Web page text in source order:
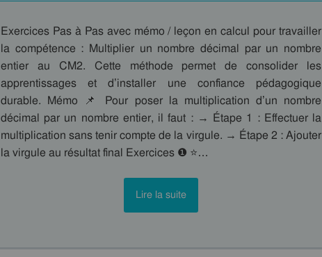
Exercices Pas à Pas avec mémo / leçon en calcul pour travailler
la compétence : Multiplier un nombre décimal par un nombre
entier au CM2. Cette méthode permet de consolider les
apprentissages et d’installer une confiance pédagogique
durable. Mémo 📌 Pour poser la multiplication d’un nombre
décimal par un nombre entier, il faut : → Étape 1 : Effectuer la
multiplication sans tenir compte de la virgule. → Étape 2 : Ajouter
la virgule au résultat final Exercices ❶ ⭐…
Lire la suite